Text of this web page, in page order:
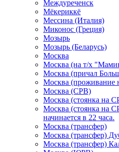
Междуреченск
Мёкериккё
Мессина (Италия)
Миконос (Греция)
Мозырь
Мозырь (Беларусь)
Москва
Москва (на т/х
Москва (причал
Москва (проживание
Москва (СРВ)
Москва (стоянка на
Москва (стоянка на
начинается в 22 часа.
Москва (трансфер)
Москва (трансфер)
Москва (трансфер)